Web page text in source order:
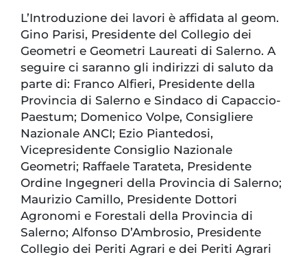
L’Introduzione dei lavori è affidata al geom.
Gino Parisi, Presidente del Collegio dei
Geometri e Geometri Laureati di Salerno. A
seguire ci saranno gli indirizzi di saluto da
parte di: Franco Alfieri, Presidente della
Provincia di Salerno e Sindaco di Capaccio-
Paestum; Domenico Volpe, Consigliere
Nazionale ANCI; Ezio Piantedosi,
Vicepresidente Consiglio Nazionale
Geometri; Raffaele Tarateta, Presidente
Ordine Ingegneri della Provincia di Salerno;
Maurizio Camillo, Presidente Dottori
Agronomi e Forestali della Provincia di
Salerno; Alfonso D’Ambrosio, Presidente
Collegio dei Periti Agrari e dei Periti Agrari